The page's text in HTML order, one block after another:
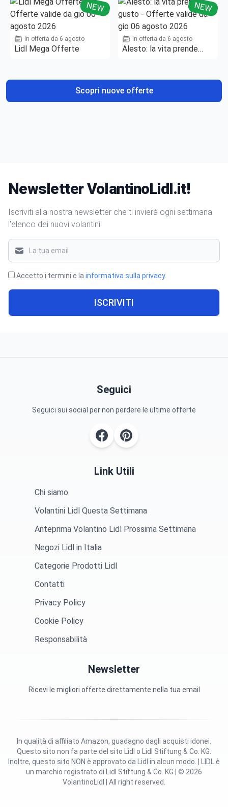
NEW
In offerta da 6 agosto
Lidl Mega Offerte
NEW
In offerta da 6 agosto
Alesto: la vita prende
Scopri nuove offerte
Newsletter VolantinoLidl.it!
Iscriviti alla nostra newsletter che ti invierà ogni settimana
l'elenco dei nuovi volantini!
Accetto i termini e la informativa sulla privacy.
ISCRIVITI
Seguici
Seguici sui social per non perdere le ultime offerte
Link Utili
Chi siamo
Volantini Lidl Questa Settimana
Anteprima Volantino Lidl Prossima Settimana
Negozi Lidl in Italia
Categorie Prodotti Lidl
Contatti
Privacy Policy
Cookie Policy
Responsabilità
Newsletter
Ricevi le migliori offerte direttamente nella tua email
Questo sito non fa parte del sito Lidl o Lidl Stiftung & Co. KG.
Inoltre, questo sito NON è approvato da Lidl in alcun modo. | LIDL è
un marchio registrato di Lidl Stiftung & Co. KG | © 2026
VolantinoLidl | All right reserved.
In qualità di affiliato Amazon, guadagno dagli acquisti idonei.